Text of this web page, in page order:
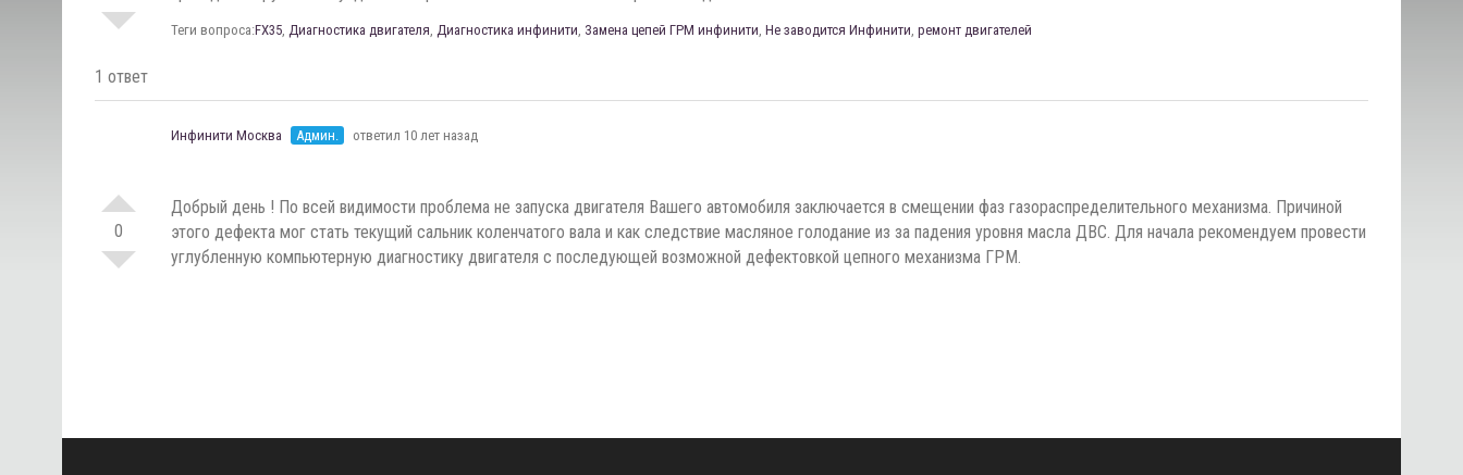
Теги вопроса:FX35, Диагностика двигателя, Диагностика инфинити, Замена цепей ГРМ инфинити, Не заводится Инфинити, ремонт двигателей
1 ответ
0
Инфинити Москва Админ. ответил 10 лет назад
Добрый день ! По всей видимости проблема не запуска двигателя Вашего автомобиля заключается в смещении фаз газораспределительного механизма. Причиной
этого дефекта мог стать текущий сальник коленчатого вала и как следствие масляное голодание из за падения уровня масла ДВС. Для начала рекомендуем провести
углубленную компьютерную диагностику двигателя с последующей возможной дефектовкой цепного механизма ГРМ.